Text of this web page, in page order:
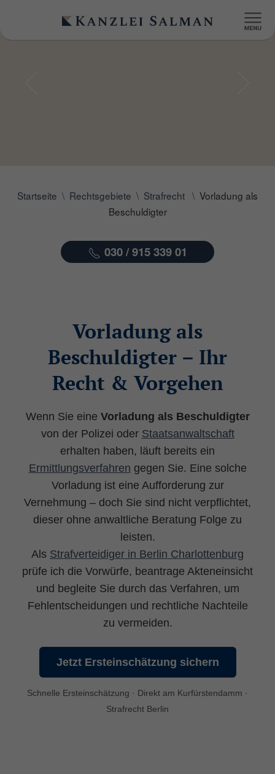
Startseite Rechtsgebiete Strafrecht
Vorladung als
Beschuldigter
030 / 915 339 01
Vorladung als
Beschuldigter – Ihr
Recht & Vorgehen
Wenn Sie eine Vorladung als Beschuldigter
von der Polizei oder Staatsanwaltschaft
erhalten haben, läuft bereits ein
Ermittlungsverfahren gegen Sie. Eine solche
Vorladung ist eine Aufforderung zur
Vernehmung – doch Sie sind nicht verpflichtet,
dieser ohne anwaltliche Beratung Folge zu
leisten.
Als Strafverteidiger in Berlin Charlottenburg
prüfe ich die Vorwürfe, beantrage Akteneinsicht
und begleite Sie durch das Verfahren, um
Fehlentscheidungen und rechtliche Nachteile
zu vermeiden.
Jetzt Ersteinschätzung sichern
Schnelle Ersteinschätzung · Direkt am Kurfürstendamm ·
Strafrecht Berlin